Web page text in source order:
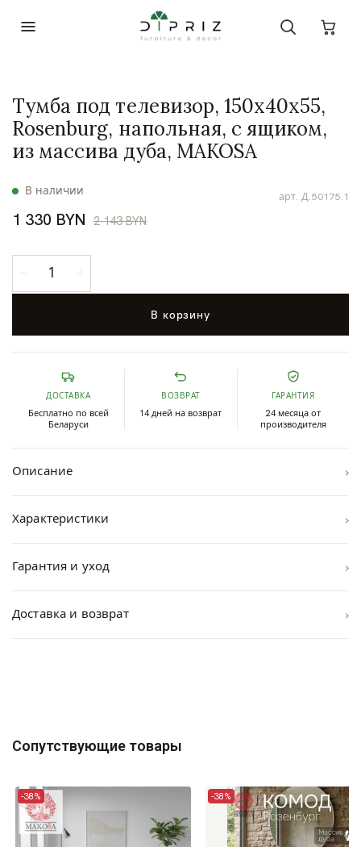
арт. Д.50175.1
В наличии
Тумба под телевизор, 150х40х55,
Rosenburg, напольная, с ящиком,
из массива дуба, MAKOSA
1 330 BYN 2 143 BYN
В корзину
ДОСТАВКА
Бесплатно по всей
Беларуси
ВОЗВРАТ
14 дней на возврат
ГАРАНТИЯ
24 месяца от
производителя
Описание ›
Характеристики ›
Гарантия и уход ›
Доставка и возврат ›
Сопутствующие товары
-38% -38%